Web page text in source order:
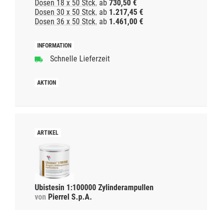
Dosen 18 x 50 Stck. ab 730,50 €
Dosen 30 x 50 Stck. ab 1.217,45 €
Dosen 36 x 50 Stck. ab 1.461,00 €
Schnelle Lieferzeit
Ubistesin 1:100000 Zylinderampullen
von Pierrel S.p.A.